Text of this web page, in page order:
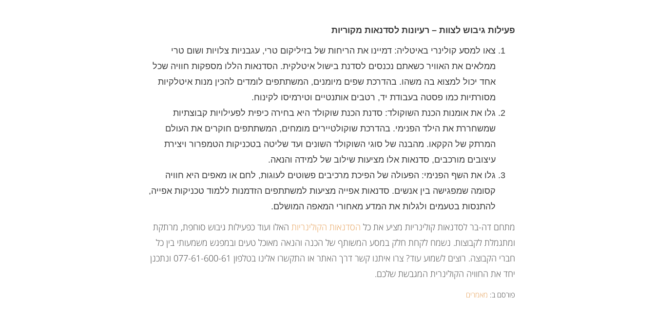
פעילות גיבוש לצוות – רעיונות לסדנאות מקוריות
צאו למסע קולינרי באיטליה: דמיינו את הריחות של בזיליקום טרי, עגבניות צלויות ושום טרי
ממלאים את האוויר כשאתם נכנסים לסדנת בישול איטלקית. הסדנאות הללו מספקות חוויה שכל
אחד יכול למצוא בה משהו. בהדרכת שפים מיומנים, המשתתפים לומדים להכין מנות איטלקיות
מסורתיות כמו פסטה בעבודת יד, רטבים אותנטיים וטירמיסו לקינוח.
גלו את אומנות הכנת השוקולד: סדנת הכנת שוקולד היא בחירה כיפית לפעילויות קבוצתיות
שמשחררת את הילד הפנימי. בהדרכת שוקולטיירים מומחים, המשתתפים חוקרים את העולם
המרתק של הקקאו. מהבנה של סוגי השוקולד השונים ועד שליטה בטכניקות הטמפרור ויצירת
עיצובים מורכבים, סדנאות אלו מציעות שילוב של למידה והנאה.
גלו את השף הפנימי: הפעולה של הפיכת מרכיבים פשוטים לעוגות, לחם או מאפים היא חוויה
קסומה שמפגישה בין אנשים. סדנאות אפייה מציעות למשתתפים הזדמנות ללמוד טכניקות אפייה,
להתנסות בטעמים ולגלות את המדע מאחורי המאפה המושלם.
מתחם דה-בר לסדנאות קולינריות מציע את כל הסדנאות הקולינריות האלו ועוד כפעילות גיבוש סוחפת, מרתקת
ומתגמלת לקבוצות. נשמח לקחת חלק במסע המשותף של הכנה והנאה מאוכל טעים ובמפגש משמעותי בין כל
חברי הקבוצה. רוצים לשמוע עוד? צרו איתנו קשר דרך האתר או התקשרו אלינו בטלפון 077-61-600-61 ונתכנן
יחד את החוויה הקולינרית המגבשת שלכם.
פורסם ב: מאמרים